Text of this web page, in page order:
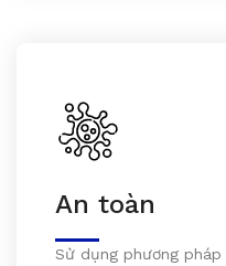
An toàn
Sử dụng phương